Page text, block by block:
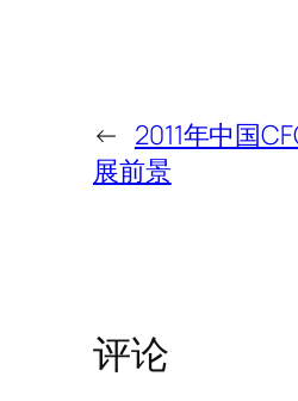
← 2011年中国
展前景
评论